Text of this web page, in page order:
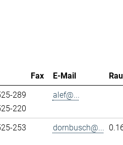
Fax E-Mail
289
220
alef@...
253 dornbusch@...